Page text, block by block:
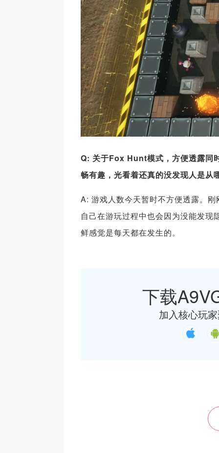
Q: 关于Fox Hunt模式，方便透露同
畅有趣，光看着还真的没发现人是从
A: 游戏人数今天暂时不方便透露。
自己在游玩过程中也会因为没能发
鲜感觉是每天都在发生的。
下载
加入核心玩